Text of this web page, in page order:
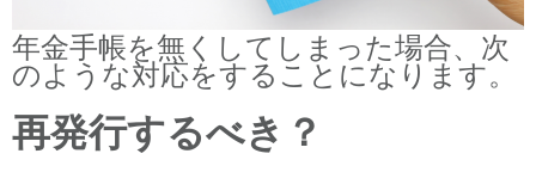
年金手帳を無くしてしまった場合、次
のような対応をすることになります。
再発行するべき？